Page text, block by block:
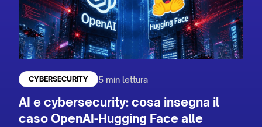
CYBERSECURITY 5 min lettura
AI e cybersecurity: cosa insegna il
caso OpenAI-Hugging Face alle